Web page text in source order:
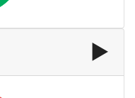
▶️